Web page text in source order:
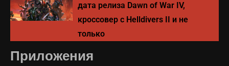
дата релиза Dawn of War IV,
кроссовер с Helldivers II и не
только
Приложения